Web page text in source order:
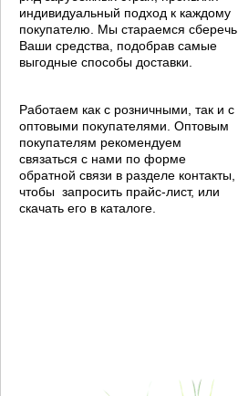
индивидуальный подход к каждому
покупателю. Мы стараемся сберечь
Ваши средства, подобрав самые
выгодные способы доставки.
Работаем как с розничными, так и с
оптовыми покупателями. Оптовым
покупателям рекомендуем
связаться с нами по форме
обратной связи в разделе контакты,
чтобы запросить прайс-лист, или
скачать его в каталоге.